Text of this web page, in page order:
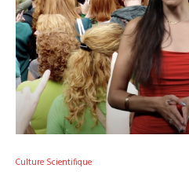
Culture Scientifique